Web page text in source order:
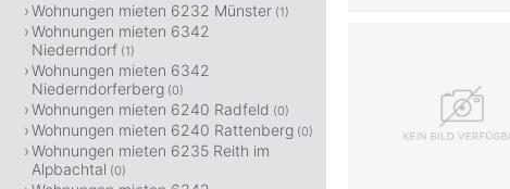
Wohnungen mieten 6232 Münster (1)
Wohnungen mieten 6342
Niederndorf (1)
Wohnungen mieten 6342
Niederndorferberg (0)
Wohnungen mieten 6240 Radfeld (0)
Wohnungen mieten 6240 Rattenberg (0)
Wohnungen mieten 6235 Reith im
Alpbachtal (0)